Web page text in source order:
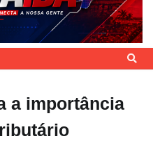
a importância